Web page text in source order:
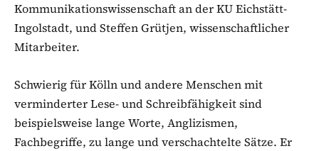
Kommunikationswissenschaft an der KU Eichstätt-
Ingolstadt, und Steffen Grütjen, wissenschaftlicher
Mitarbeiter.
Schwierig für Kölln und andere Menschen mit
verminderter Lese- und Schreibfähigkeit sind
beispielsweise lange Worte, Anglizismen,
Fachbegriffe, zu lange und verschachtelte Sätze. Er